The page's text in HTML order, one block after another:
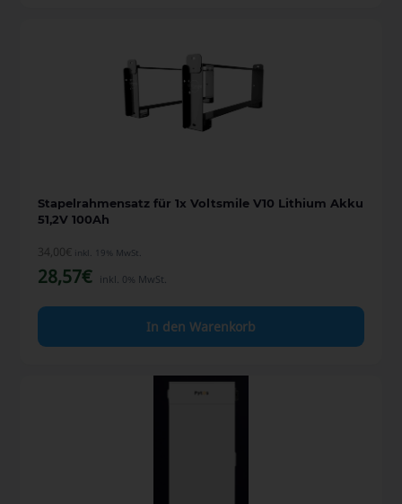
Stapelrahmensatz für 1x Voltsmile V10 Lithium Akku
51,2V 100Ah
34,00€ inkl. 19% MwSt.
28,57€ inkl. 0% MwSt.
In den Warenkorb